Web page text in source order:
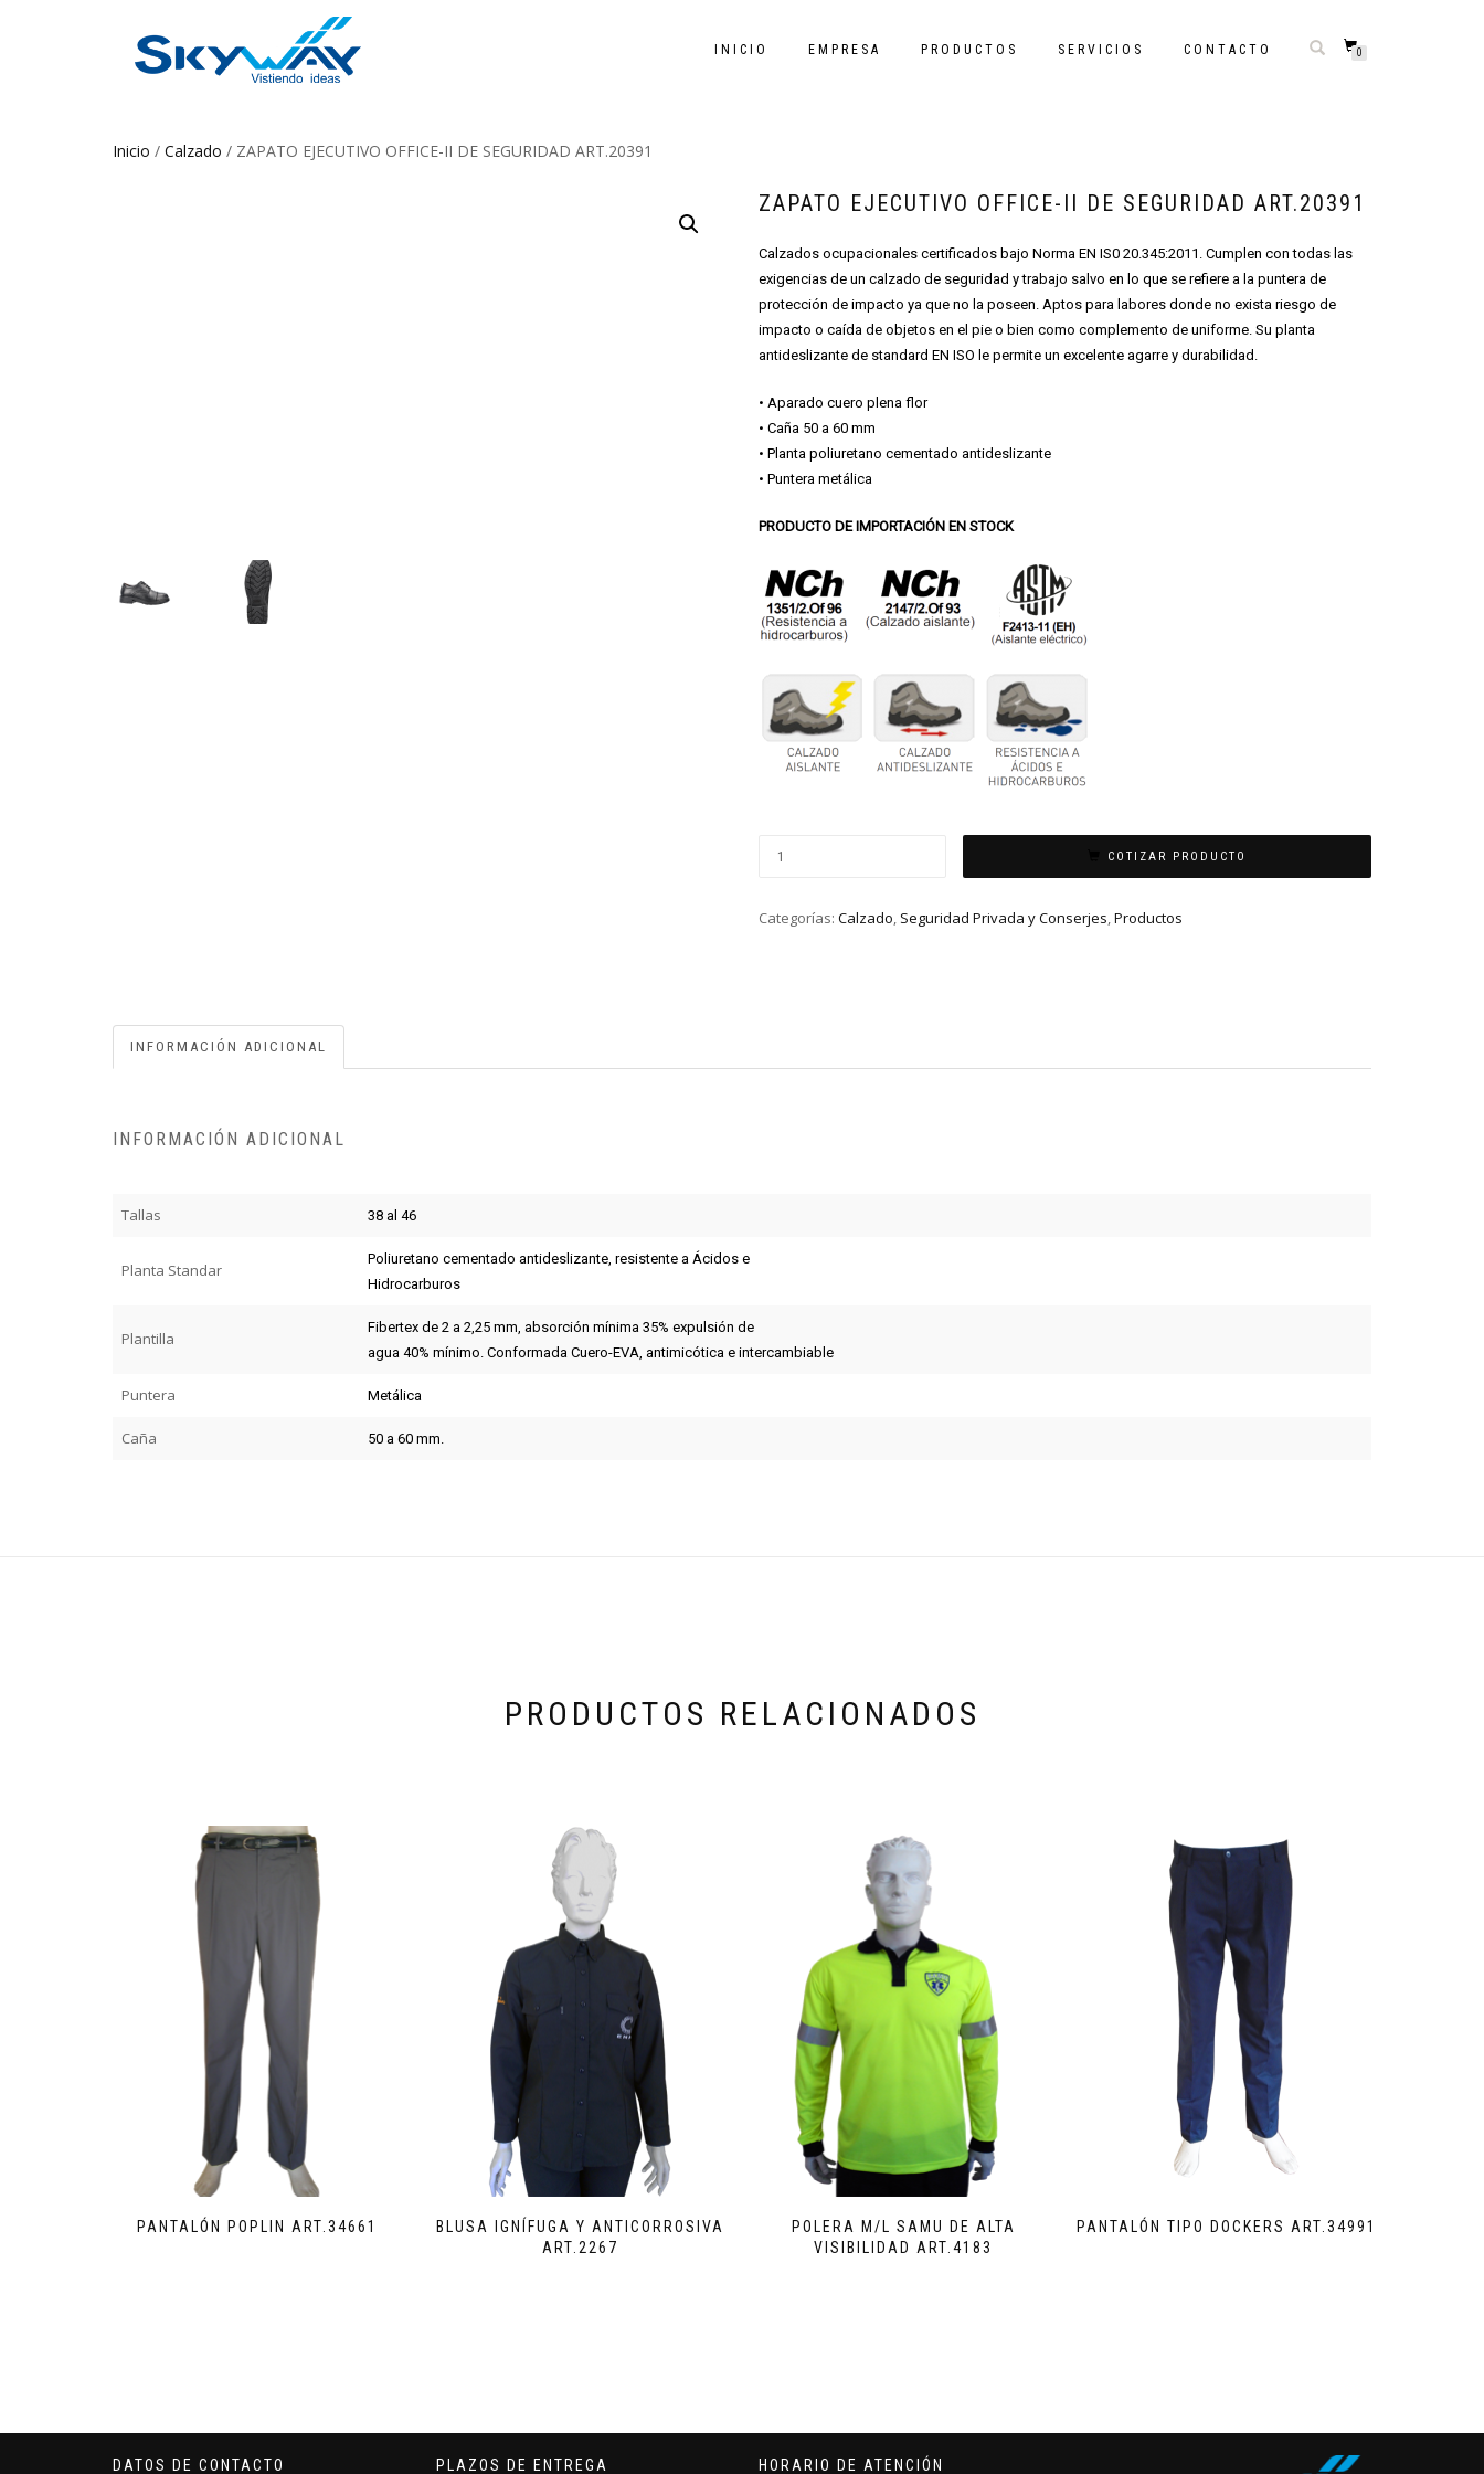
INICIO EMPRESA PRODUCTOS SERVICIOS CONTACTO 0
Inicio / Calzado / ZAPATO EJECUTIVO OFFICE-II DE SEGURIDAD ART.20391
ZAPATO EJECUTIVO OFFICE-II DE SEGURIDAD ART.20391
Calzados ocupacionales certificados bajo Norma EN IS0 20.345:2011. Cumplen con todas las
exigencias de un calzado de seguridad y trabajo salvo en lo que se refiere a la puntera de
protección de impacto ya que no la poseen. Aptos para labores donde no exista riesgo de
impacto o caída de objetos en el pie o bien como complemento de uniforme. Su planta
antideslizante de standard EN ISO le permite un excelente agarre y durabilidad.
• Aparado cuero plena flor
• Caña 50 a 60 mm
• Planta poliuretano cementado antideslizante
• Puntera metálica
PRODUCTO DE IMPORTACIÓN EN STOCK
COTIZAR PRODUCTO
Categorías: Calzado, Seguridad Privada y Conserjes,Productos
INFORMACIÓN ADICIONAL
INFORMACIÓN ADICIONAL
Tallas 38 al 46
Planta Standar
Poliuretano cementado antideslizante, resistente a Ácidos e
Hidrocarburos
Plantilla
Fibertex de 2 a 2,25 mm, absorción mínima 35% expulsión de
agua 40% mínimo. Conformada Cuero-EVA, antimicótica e intercambiable
Puntera Metálica
Caña 50 a 60 mm.
PRODUCTOS RELACIONADOS
PANTALÓN POPLIN ART.34661
BLUSA IGNÍFUGA Y ANTICORROSIVA
ART.2267
POLERA M/L SAMU DE ALTA
VISIBILIDAD ART.4183
PANTALÓN TIPO DOCKERS ART.34991
DATOS DE CONTACTO PLAZOS DE ENTREGA HORARIO DE ATENCIÓN